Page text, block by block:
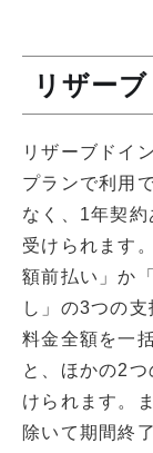
リザー
リザーブドイ
プランで利用
なく、1年契
受けられます
額前払い」か
し」の3つの支
料金全額を一
と、ほかの2
けられます。
除いて期間終